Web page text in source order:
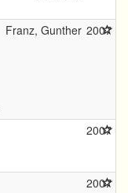
Franz, Gunther 2007
2007
2007